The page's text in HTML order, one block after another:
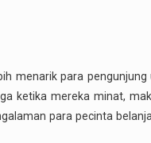
menarik para pengunjung
ketika mereka minat,
para pecinta